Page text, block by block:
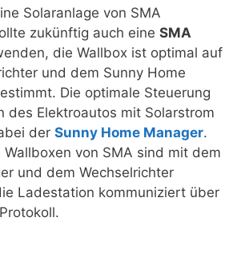
Solaranlage von SMA
zukünftig auch eine SMA
die Wallbox ist optimal auf
und dem Sunny Home
Die optimale Steuerung
des Elektroautos mit Solarstrom
der Sunny Home Manager.
von SMA sind mit dem
und dem Wechselrichter
Ladestation kommuniziert über